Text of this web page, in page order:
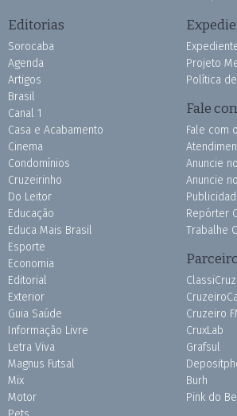
Editorias
Sorocaba
Agenda
Artigos
Brasil
Canal 1
Casa e Acabamento
Cinema
Condomínios
Cruzeirinho
Do Leitor
Educação
Educa Mais Brasil
Esporte
Economia
Editorial
Exterior
Guia Saúde
Informação Livre
Letra Viva
Magnus Futsal
Mix
Motor
Projeto
Política
Fale
Fale com
Anuncie
Anuncie
Repórter
Trabalhe
Cruzeiro
CruxLab
Grafsul
Burh
Pink do